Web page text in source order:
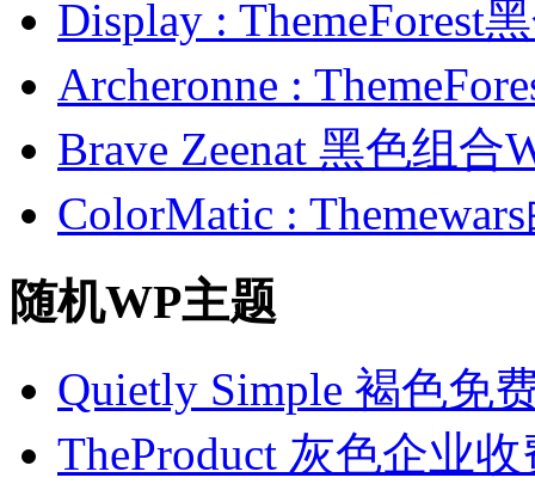
Display : ThemeForest
Archeronne :
Brave Zeenat 黑色组合
ColorMatic :
随机WP主题
Quietly Simple 褐色免
TheProduct 灰色企业